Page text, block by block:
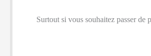
Surtout si vous souhaitez passer